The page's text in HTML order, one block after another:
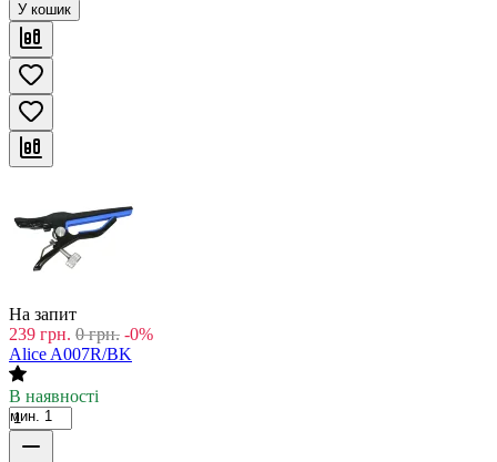
У кошик
На запит
239 грн. 0 грн. -0%
Alice A007R/BK
В наявності
мин. 1